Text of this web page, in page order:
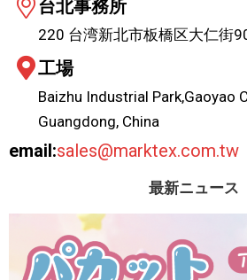
台北事務所
220 台湾新北市板橋区大仁街
工場
Baizhu Industrial Park,Gaoyao
Guangdong, China
email:sales@marktex.com.tw
最新ニュース